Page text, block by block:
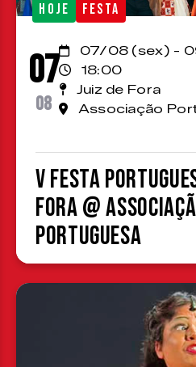
HOJE FESTA
07
08
07/08 (sex) -
18:00
Juiz de Fora
Associação
V Festa
Fora @
Portuguesa